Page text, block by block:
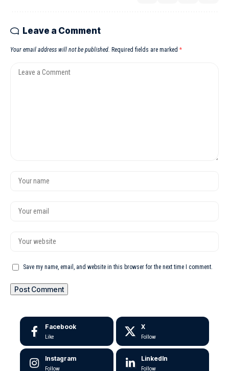
Leave a Comment
Your email address will not be published. Required fields are marked *
Save my name, email, and website in this browser for the next time I comment.
Facebook
Like
X
Follow
Instagram
Follow
LinkedIn
Follow